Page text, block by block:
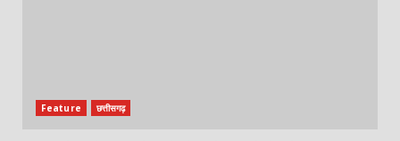
Feature छत्तीसगढ़